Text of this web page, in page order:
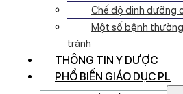
Chế độ dinh dưỡng
Một số bệnh
tránh
THÔNG TIN Y DƯỢC
PHỔ BIẾN GIÁO DỤC PL